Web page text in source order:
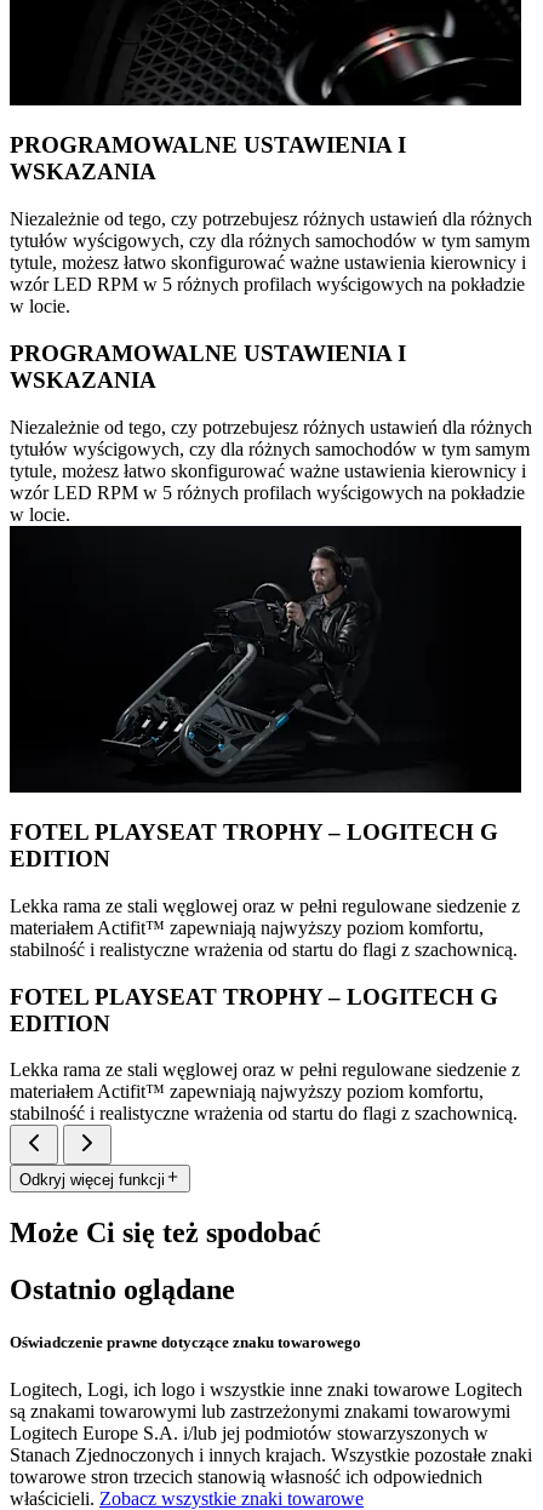
PROGRAMOWALNE USTAWIENIA I
WSKAZANIA
Niezależnie od tego, czy potrzebujesz różnych ustawień dla różnych
tytułów wyścigowych, czy dla różnych samochodów w tym samym
tytule, możesz łatwo skonfigurować ważne ustawienia kierownicy i
wzór LED RPM w 5 różnych profilach wyścigowych na pokładzie
w locie.
PROGRAMOWALNE USTAWIENIA I
WSKAZANIA
Niezależnie od tego, czy potrzebujesz różnych ustawień dla różnych
tytułów wyścigowych, czy dla różnych samochodów w tym samym
tytule, możesz łatwo skonfigurować ważne ustawienia kierownicy i
wzór LED RPM w 5 różnych profilach wyścigowych na pokładzie
w locie.
FOTEL PLAYSEAT TROPHY – LOGITECH G
EDITION
Lekka rama ze stali węglowej oraz w pełni regulowane siedzenie z
materiałem Actifit™️ zapewniają najwyższy poziom komfortu,
stabilność i realistyczne wrażenia od startu do flagi z szachownicą.
FOTEL PLAYSEAT TROPHY – LOGITECH G
EDITION
Lekka rama ze stali węglowej oraz w pełni regulowane siedzenie z
materiałem Actifit™️ zapewniają najwyższy poziom komfortu,
stabilność i realistyczne wrażenia od startu do flagi z szachownicą.
Odkryj więcej funkcji
Może Ci się też spodobać
Ostatnio oglądane
Oświadczenie prawne dotyczące znaku towarowego
Logitech, Logi, ich logo i wszystkie inne znaki towarowe Logitech
są znakami towarowymi lub zastrzeżonymi znakami towarowymi
Logitech Europe S.A. i/lub jej podmiotów stowarzyszonych w
Stanach Zjednoczonych i innych krajach. Wszystkie pozostałe znaki
towarowe stron trzecich stanowią własność ich odpowiednich
właścicieli. Zobacz wszystkie znaki towarowe